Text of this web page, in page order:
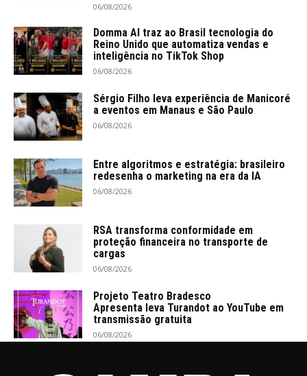
06/08/2026
Domma AI traz ao Brasil tecnologia do
Reino Unido que automatiza vendas e
inteligência no TikTok Shop
06/08/2026
Sérgio Filho leva experiência de Manicoré
a eventos em Manaus e São Paulo
06/08/2026
Entre algoritmos e estratégia: brasileiro
redesenha o marketing na era da IA
06/08/2026
RSA transforma conformidade em
proteção financeira no transporte de
cargas
06/08/2026
Projeto Teatro Bradesco
Apresenta leva Turandot ao YouTube em
transmissão gratuita
06/08/2026